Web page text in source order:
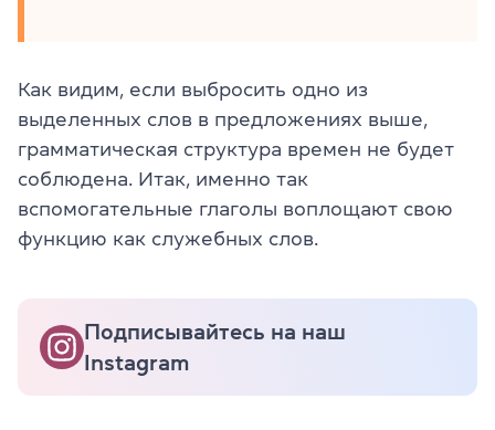
Как видим, если выбросить одно из
выделенных слов в предложениях выше,
грамматическая структура времен не будет
соблюдена. Итак, именно так
вспомогательные глаголы воплощают свою
функцию как служебных слов.
Подписывайтесь на наш
Instagram